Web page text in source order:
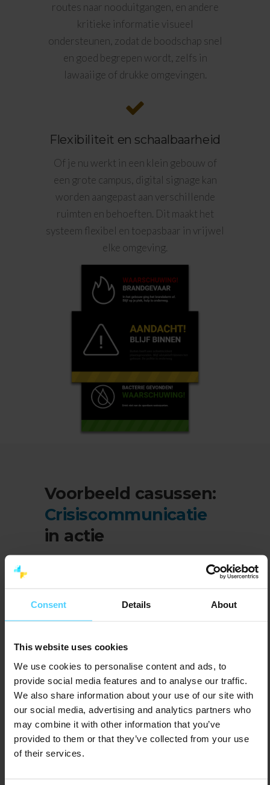
Consent Details About
This website uses cookies
We use cookies to personalise content and ads, to
provide social media features and to analyse our traffic.
We also share information about your use of our site with
our social media, advertising and analytics partners who
may combine it with other information that you’ve
provided to them or that they’ve collected from your use
of their services.
routes naar nooduitgangen, en andere
kritieke informatie visueel
ondersteunen, zodat de boodschap snel
en goed begrepen wordt, zelfs in
lawaaiige of drukke omgevingen.
Flexibiliteit en schaalbaarheid
Of je nu werkt in een klein gebouw of
een grote campus, digital signage kan
worden aangepast aan verschillende
ruimten en behoeften. Dit maakt het
systeem flexibel en toepasbaar in vrijwel
elke omgeving.
Voorbeeld casussen:
Crisiscommunicatie
in actie
Ziekenhuis:
evacuatie cruciaal is, kan digital signage
personeel de veilige routes te tonen.
Tijdens een noodsituatie schakelen de
schermen automatisch naar een speciale
modus, met duidelijke instructies naar de
dichtstbijzijnde nooduitgangen en